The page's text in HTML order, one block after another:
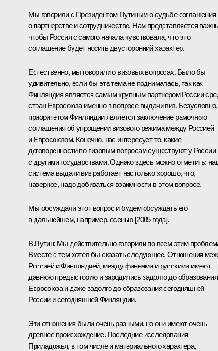
Мы говорили с Президентом Путиным о судьбе соглашения
о партнерстве и сотрудничестве. Нам представляется
чтобы Россия с самого начала чувствовала, что это
соглашение будет носить двусторонний характер.
Естественно, мы говорили о визовых вопросах. Было бы
удивительно, если бы эта тема не поднималась, так как
Финляндия является самым крупным партнером России
стран Евросоюза именно в вопросе выдачи виз. Безусловно,
приоритетом Финляндии является заключение рамочного
соглашения об упрощении визового режима между Россией
и Евросоюзом. Конечно, нас интересует то, какие
договоренности по визовым вопросам существуют у России
с другими государствами. Однако здесь можно отметить:
система выдачи виз работает настолько хорошо, что,
наверное, надо добиваться взаимности в этом вопросе.
Мы обсуждали этот вопрос и будем обсуждать его
в дальнейшем, например, осенью [2005 года].
В.Путин: Мы действительно говорили по всем этим
Вместе с тем хотел бы сказать следующее. Отношения
Россией и Финляндией, между финнами и русскими имеют
давнюю предысторию и зародились задолго до образования
Евросоюза и даже задолго до образования сегодняшней
России и сегодняшней Финляндии.
Эти отношения были очень разными, но они имеют очень
древнее происхождение. Последние исследования
Приладожья, в том числе и материального характера,